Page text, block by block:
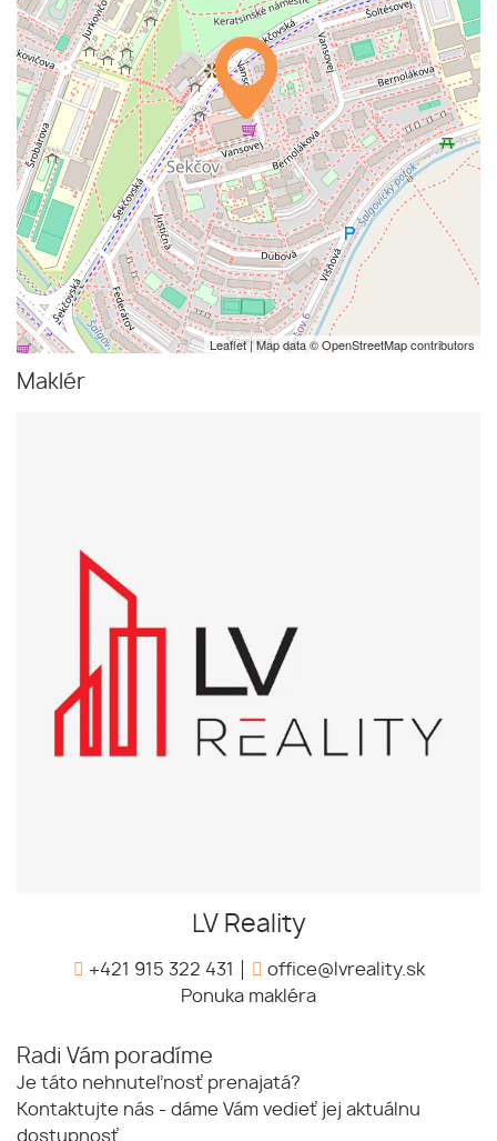
Leaflet| Map data ©OpenStreetMapcontributors
Maklér
LV Reality
+421 915 322 431
office@lvreality.sk
Ponuka makléra
Radi Vám poradíme
Je táto nehnuteľnosť prenajatá?
Kontaktujte nás - dáme Vám vedieť jej aktuálnu
dostupnosť.